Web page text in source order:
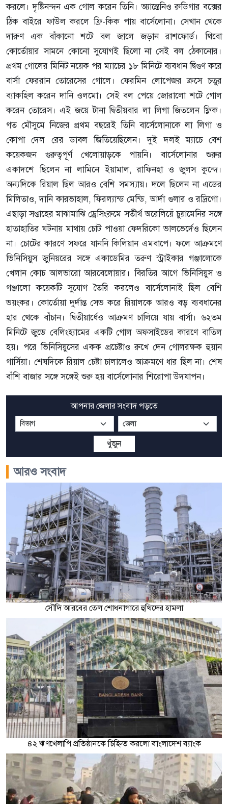
করলে। দৃষ্টিনন্দন এক গোল করেন তিনি। অ্যান্তেনিও রুডিগার বক্সের
ঠিক বাইরে ফাউল করলে ফ্রি-কিক পায় বার্সেলোনা। সেখান থেকে
দারুণ এক বাঁকানো শটে বল জালে জড়ান রাশফোর্ড। থিবো
কোর্তোয়ার সামনে কোনো সুযোগই ছিলো না সেই বল ঠেকানোর।
প্রথম গোলের মিনিট নয়েক পর ম্যাচের ১৮ মিনিটে ব্যবধান দ্বিগুণ করে
বার্সা ফেররান তোরেসের গোলে। ফেরমিন লোপেজর ক্রসে চতুর
ব্যাকহিল করেন দানি ওলমো। সেই বল পেয়ে জোরালো শটে গোল
করেন তোরেস। এই জয়ে টানা দ্বিতীয়বার লা লিগা জিতলেন ফ্লিক।
গত মৌসুমে নিজের প্রথম বছরেই তিনি বার্সেলোনাকে লা লিগা ও
কোপা দেল রের ডাবল জিতিয়েছিলেন। দুই দলই ম্যাচে বেশ
কয়েকজন গুরুত্বপূর্ণ খেলোয়াড়কে পায়নি। বার্সেলোনার শুরুর
একাদশে ছিলেন না লামিনে ইয়ামাল, রাফিনহা ও জুলস কুন্দে।
অন্যদিকে রিয়াল ছিল আরও বেশি সমস্যায়। দলে ছিলেন না এডের
মিলিতাও, দানি কারভাহাল, ফিরল্যান্ড মেন্ডি, আর্দা গুলার ও রদ্রিগো।
এছাড়া সপ্তাহের মাঝামাঝি ড্রেসিংরুমে সতীর্থ অরেলিয়েঁ চুয়ামেনির সঙ্গে
হাতাহাতির ঘটনায় মাথায় চোট পাওয়া ফেদরিকো ভালভের্দেও ছিলেন
না। চোটের কারণে সফরে যাননি কিলিয়ান এমবাপে। ফলে আক্রমণে
ভিনিসিয়ুস জুনিয়রের সঙ্গে একাডেমির তরুণ স্ট্রাইকার গঞ্জালোকে
খেলান কোচ আলভারো আরবেলোয়ার। বিরতির আগে ভিনিসিয়ুস ও
গঞ্জালো কয়েকটি সুযোগ তৈরি করলেও বার্সেলোনাই ছিল বেশি
ভয়ংকর। কোর্তোয়া দুর্দান্ত সেভ করে রিয়ালকে আরও বড় ব্যবধানের
হার থেকে বাঁচান। দ্বিতীয়ার্ধেও আক্রমণ চালিয়ে যায় বার্সা। ৬২তম
মিনিটে জুডে বেলিংহ্যামের একটি গোল অফসাইডের কারণে বাতিল
হয়। পরে ভিনিসিয়ুসের একক প্রচেষ্টাও রুখে দেন গোলরক্ষক হুয়ান
গার্সিয়া। শেষদিকে রিয়াল চেষ্টা চালালেও আক্রমণে ধার ছিল না। শেষ
বাঁশি বাজার সঙ্গে সঙ্গেই শুরু হয় বার্সেলোনার শিরোপা উদযাপন।
আপনার জেলার সংবাদ পড়তে
খুঁজুন
আরও সংবাদ
সৌদি আরবের তেল শোধনাগারে হুথিদের হামলা
৪২ ঋণখেলাপি প্রতিষ্ঠানকে চিহ্নিত করলো বাংলাদেশ ব্যাংক